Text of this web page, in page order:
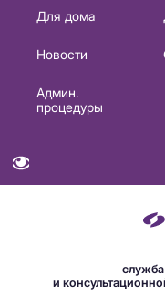
Основная
навигация
Для дома
Новости
Админ.
процедуры
служба
и